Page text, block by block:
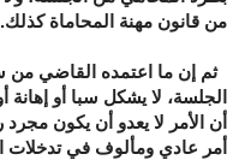
من قانون مهنة المحاماة كذلك.
ثم إن ما اعتمده القاضي
الجلسة، لا يشكل سبا أو إهانة
أن الأمر لا يعدو أن يكون
أمر عادي ومألوف في تدخلات